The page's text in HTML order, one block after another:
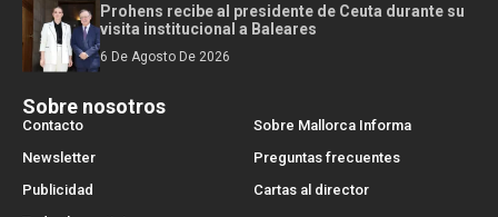
Prohens recibe al presidente de Ceuta durante su
visita institucional a Baleares
6 De Agosto De 2026
Sobre nosotros
Contacto
Sobre Mallorca Informa
Newsletter
Preguntas frecuentes
Publicidad
Cartas al director